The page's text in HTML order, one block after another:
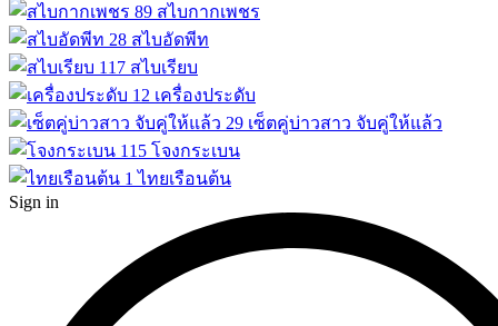
89 สไบกากเพชร
28 สไบอัดพีท
117 สไบเรียบ
12 เครื่องประดับ
29 เซ็ตคู่บ่าวสาว จับคู่ให้แล้ว
115 โจงกระเบน
1 ไทยเรือนต้น
Sign in